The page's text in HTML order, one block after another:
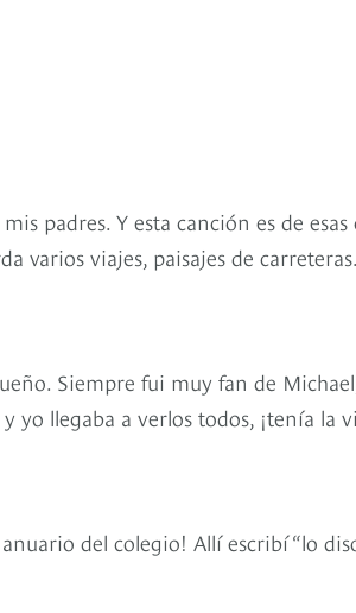
padres. Y esta canción es de
varios viajes, paisajes de
Siempre fui muy fan de
yo llegaba a verlos todos, ¡tenía la
del colegio! Allí escribí “lo